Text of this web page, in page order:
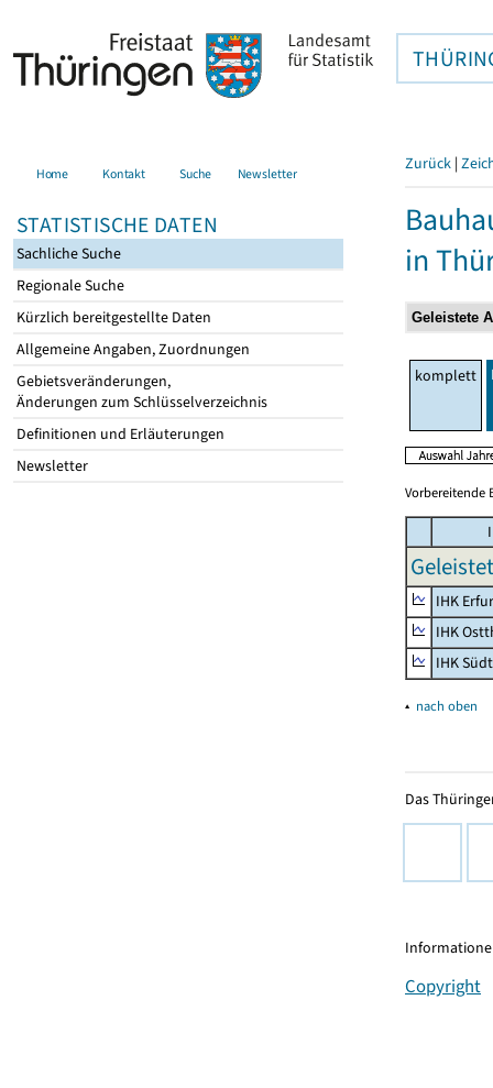
Home Kontakt Suche Newsletter
STATISTISCHE DATEN
Sachliche Suche
Regionale Suche
Kürzlich bereitgestellte Daten
Allgemeine Angaben, Zuordnungen
Gebietsveränderungen,
Änderungen zum Schlüsselverzeichnis
Definitionen und Erläuterungen
Newsletter
Zurück |
in
komplett
Vorbereitende
IHK
IHK
IHK
▴ nach oben
Das
Copyright